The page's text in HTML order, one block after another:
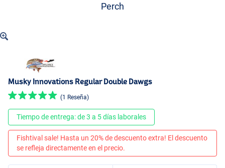
Perch
Musky Innovations Regular Double Dawgs
(1 Reseña)
Tiempo de entrega: de 3 a 5 días laborales
Fishtival sale! Hasta un 20% de descuento extra! El descuento
se refleja directamente en el precio.